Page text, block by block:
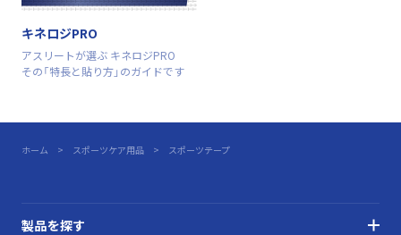
キネロジPRO
アスリートが選ぶ キネロジPRO
その「特長と貼り方」のガイドです
ホーム スポーツケア用品 スポーツテープ
製品を探す